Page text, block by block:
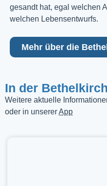
gesandt hat, egal welchen
welchen Lebensentwurfs.
Mehr über die
In der
Weitere aktuelle
oder in unsererApp